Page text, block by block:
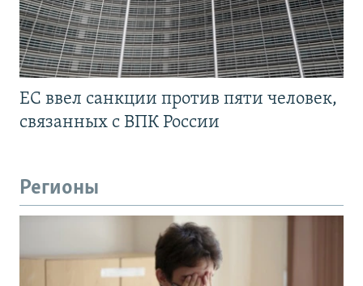
ЕС ввел санкции против пяти человек,
связанных с ВПК России
Регионы